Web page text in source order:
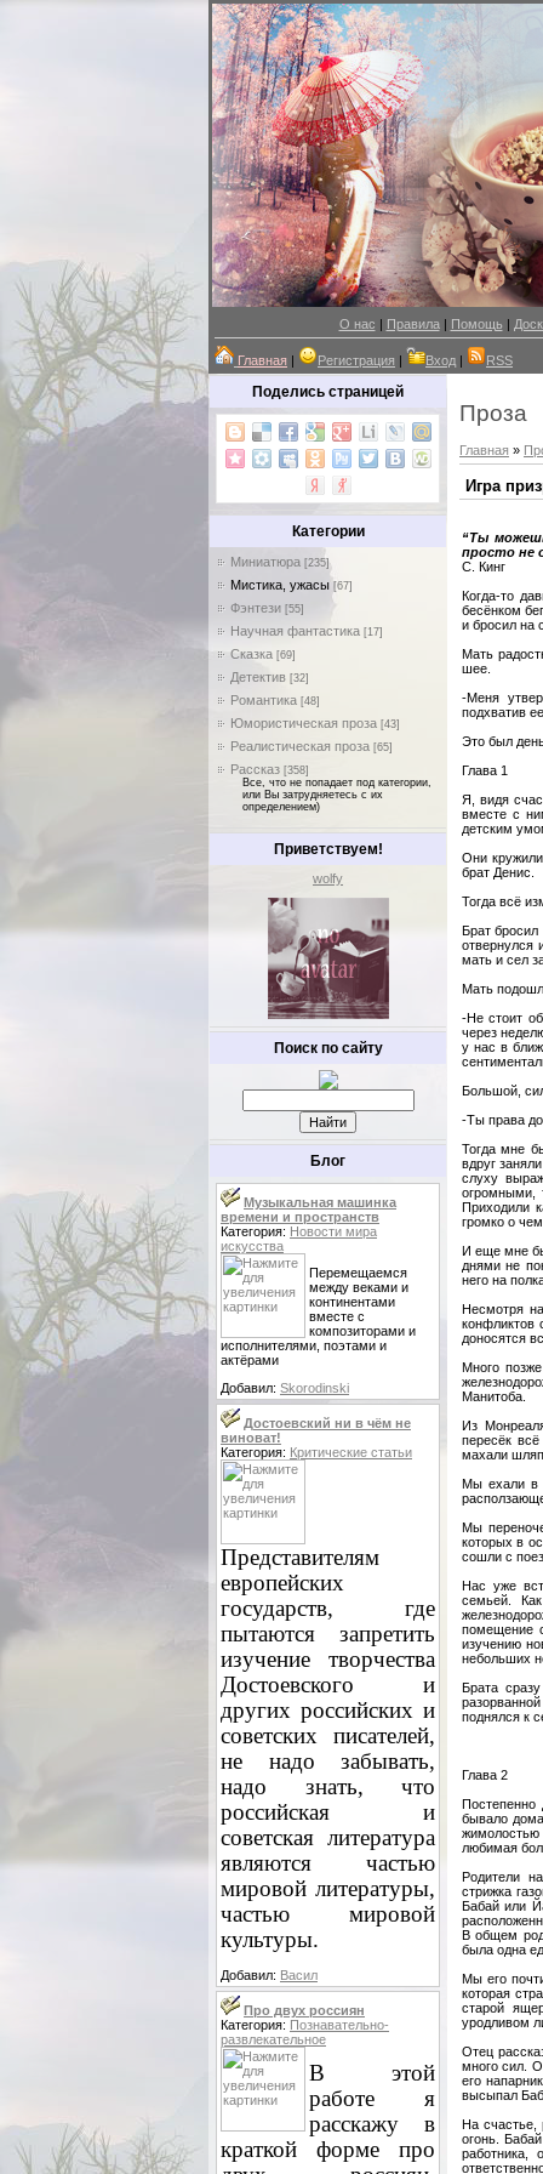
О нас | Правила| Помощь |
Главная | Регистрация | Вход | RSS
Поделись страницей
Категории
Миниатюра [235]
Мистика, ужасы [67]
Фэнтези [55]
Научная фантастика [17]
Сказка [69]
Детектив [32]
Романтика [48]
Юмористическая проза [43]
Реалистическая проза [65]
Рассказ [358]
Все, что не попадает под категории,
или Вы затрудняетесь с их
определением)
Приветствуем!
wolfy
Поиск по сайту
Блог
Музыкальная машинка
времени и пространств
Категория: Новости мира
искусства
Перемещаемся
между веками и
континентами
вместе с
композиторами и
исполнителями, поэтами и
актёрами
Добавил: Skorodinski
Достоевский ни в чём не
виноват!
Категория: Критические статьи
Представителям
европейских
государств, где
пытаются запретить
изучение творчества
Достоевского и
других российских и
советских писателей,
не надо забывать,
надо знать, что
российская и
советская литература
являются частью
мировой литературы,
частью мировой
культуры.
Добавил: Васил
Про двух россиян
Категория: Познавательно-
развлекательное
В этой
работе я
расскажу в
краткой форме про
Проза
Главная »
Игра
“Ты
просто не
С. Кинг
Когда-то
бесёнком
и бросил на
Мать
шее.
-Меня
подхватив
Это был
Глава 1
Я, видя
вместе с
детским
Они
брат Денис.
Тогда всё
Брат
отвернулся
мать и сел
Мать
-Не стоит
через
у нас в
Большой,
-Ты права
Тогда мне
вдруг
слуху
огромными,
Приходили
громко о
И еще мне
днями не
него на
Несмотря
конфликтов
доносятся
Много
Манитоба.
Из
пересёк
махали
Мы ехали в
Мы
которых в
сошли с
Нас уже
семьей.
помещение
изучению
небольших
Брата
поднялся к
Глава 2
бывало
любимая
Родители
стрижка
Бабай или
В общем
была одна
Мы его
которая
старой
уродливом
Отец
много сил.
его
высыпал
На счастье,
огонь.
работника,